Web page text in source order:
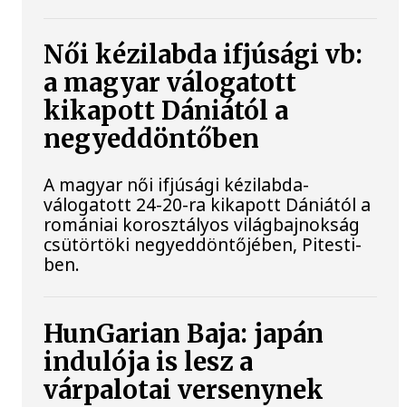
Női kézilabda ifjúsági vb:
a magyar válogatott
kikapott Dániától a
negyeddöntőben
A magyar női ifjúsági kézilabda-
válogatott 24-20-ra kikapott Dániától a
romániai korosztályos világbajnokság
csütörtöki negyeddöntőjében, Pitesti-
ben.
HunGarian Baja: japán
indulója is lesz a
várpalotai versenynek